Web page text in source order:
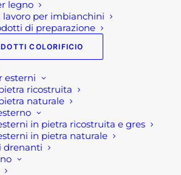
legno
per imbianchini
di preparazione
COLORIFICIO
esterni
ricostruita
naturale
in pietra ricostruita e gres
in pietra naturale
drenanti
!
oInstagramo sul nostro
prodotti